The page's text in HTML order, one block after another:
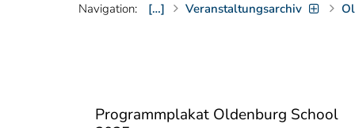
Navigation: […] Veranstaltungsarchiv
Programmplakat Oldenburg School